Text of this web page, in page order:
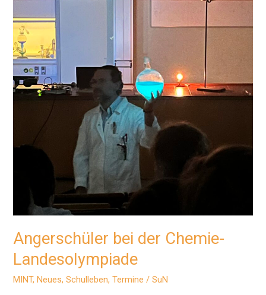
Angerschüler bei der Chemie-
Landesolympiade
MINT,Neues,Schulleben,Termine /SuN